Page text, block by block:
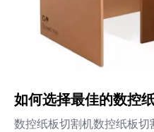
如何选择最佳的数控
数控纸板切割机数控纸板